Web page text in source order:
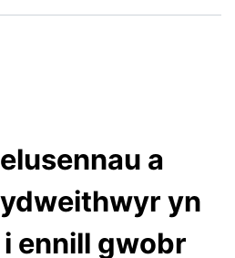
a
yn
ennill gwobr